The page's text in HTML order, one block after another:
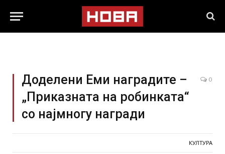
Доделени Еми наградите –
„Приказната на робинката“
со најмногу награди
0
КУЛТУРА